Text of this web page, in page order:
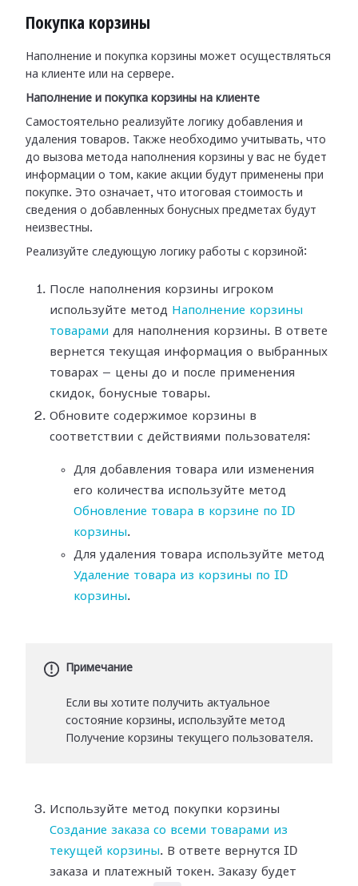
Покупка корзины
Наполнение и покупка корзины может осуществляться
на клиенте или на сервере.
Наполнение и покупка корзины на клиенте
Самостоятельно реализуйте логику добавления и
удаления товаров. Также необходимо учитывать, что
до вызова метода наполнения корзины у вас не будет
информации о том, какие акции будут применены при
покупке. Это означает, что итоговая стоимость и
сведения о добавленных бонусных предметах будут
неизвестны.
Реализуйте следующую логику работы с корзиной:
После наполнения корзины игроком
используйте метод Наполнение корзины
товарами для наполнения корзины. В ответе
вернется текущая информация о выбранных
товарах — цены до и после применения
скидок, бонусные товары.
Обновите содержимое корзины в
соответствии с действиями пользователя:
Для добавления товара или изменения
его количества используйте метод
Обновление товара в корзине по ID
корзины.
Для удаления товара используйте метод
Удаление товара из корзины по ID
корзины.
Примечание
Если вы хотите получить актуальное
состояние корзины, используйте метод
Получение корзины текущего пользователя.
Используйте метод покупки корзины
Создание заказа со всеми товарами из
текущей корзины. В ответе вернутся ID
заказа и платежный токен. Заказу будет